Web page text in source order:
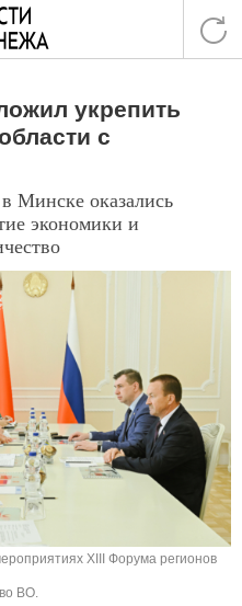
укрепить
с
Минске оказались
экономики и
XIII Форума регионов
ВО.